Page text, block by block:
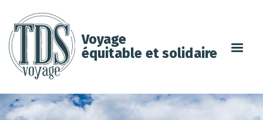
Voyage
équitable et solidaire